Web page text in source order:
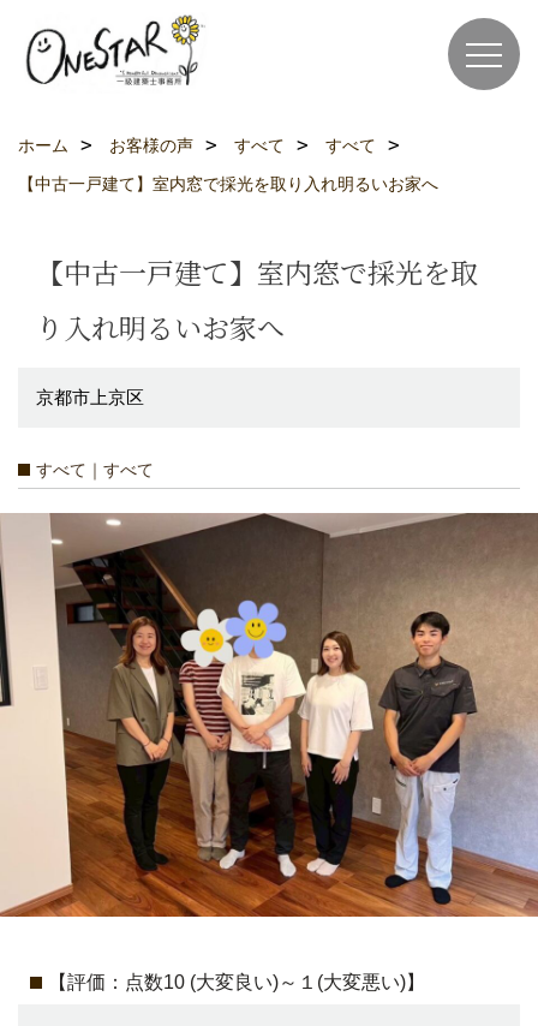
ホーム お客様の声 すべて
すべて
【中古一戸建て】室内窓で採光を取り入れ明るいお家へ
【中古一戸建て】室内窓で採光を取
り入れ明るいお家へ
京都市上京区
すべて｜すべて
【評価：点数10 (大変良い)～１(大変悪い)】